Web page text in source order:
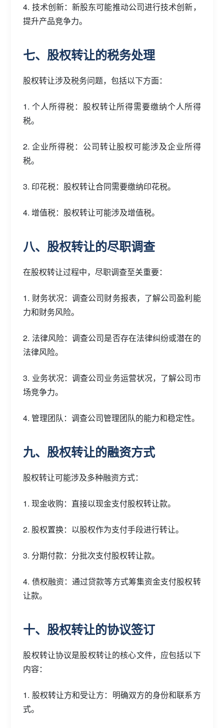
4. 技术创新：新股东可能推动公司进行技术创新，
提升产品竞争力。
七、股权转让的税务处理
股权转让涉及税务问题，包括以下方面：
1. 个人所得税：股权转让所得需要缴纳个人所得
税。
2. 企业所得税：公司转让股权可能涉及企业所得
税。
3. 印花税：股权转让合同需要缴纳印花税。
4. 增值税：股权转让可能涉及增值税。
八、股权转让的尽职调查
在股权转让过程中，尽职调查至关重要：
1. 财务状况：调查公司财务报表，了解公司盈利能
力和财务风险。
2. 法律风险：调查公司是否存在法律纠纷或潜在的
法律风险。
3. 业务状况：调查公司业务运营状况，了解公司市
场竞争力。
4. 管理团队：调查公司管理团队的能力和稳定性。
九、股权转让的融资方式
股权转让可能涉及多种融资方式：
1. 现金收购：直接以现金支付股权转让款。
2. 股权置换：以股权作为支付手段进行转让。
3. 分期付款：分批次支付股权转让款。
4. 债权融资：通过贷款等方式筹集资金支付股权转
让款。
十、股权转让的协议签订
股权转让协议是股权转让的核心文件，应包括以下
内容：
1. 股权转让方和受让方：明确双方的身份和联系方
式。